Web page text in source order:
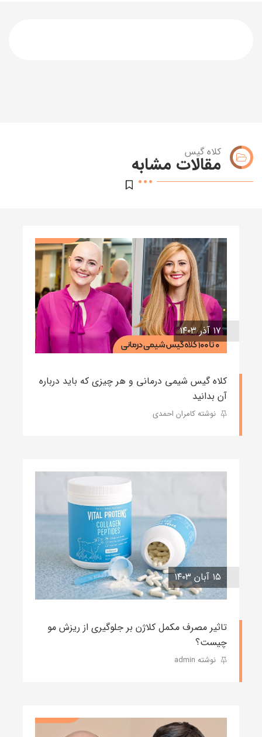
کلاه گیس
مقالات مشابه
۱۷ آذر ۱۴۰۳
کلاه گیس شیمی درمانی و هر چیزی که باید درباره
آن بدانید
نوشته کامران احمدی
۱۵ آبان ۱۴۰۳
تاثیر مصرف مکمل کلاژن بر جلوگیری از ریزش مو
چیست؟
نوشته admin